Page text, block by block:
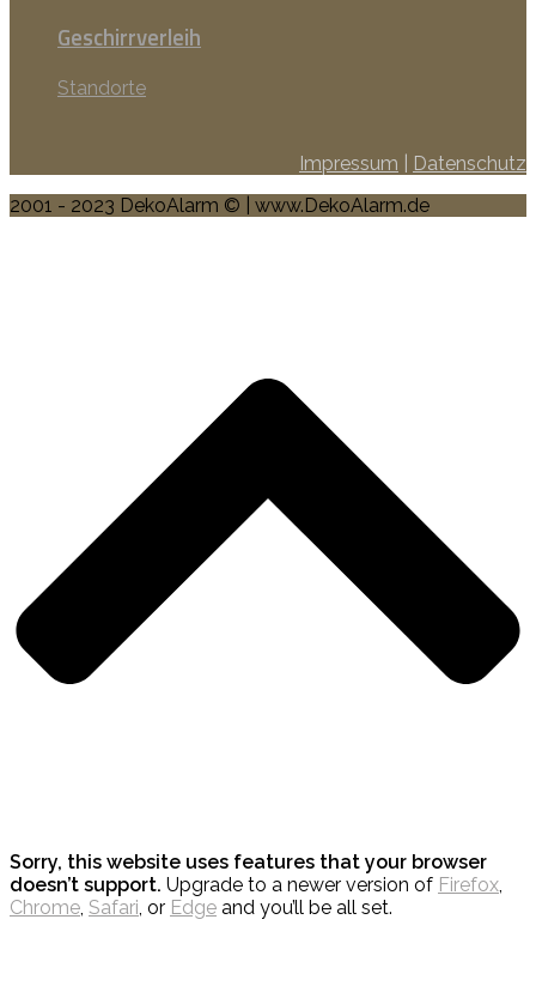
Geschirrverleih
Standorte
Impressum
Datenschutz
2001 - 2023 DekoAlarm © | www.DekoAlarm.de
Sorry, this website uses features that your browser
doesn’t support. Upgrade to a newer version of Firefox,
Chrome, Safari, or Edge and you’ll be all set.